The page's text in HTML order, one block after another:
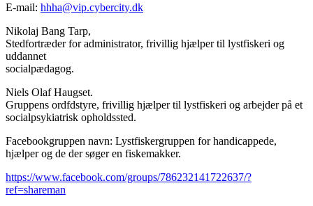
E-mail: hhha@vip.cybercity.dk
Nikolaj Bang Tarp,
Stedfortræder for administrator, frivillig hjælper til lystfiskeri og
uddannet
socialpædagog.
Niels Olaf Haugset.
Gruppens ordfdstyre, frivillig hjælper til lystfiskeri og arbejder på et
socialpsykiatrisk opholdssted.
Facebookgruppen navn: Lystfiskergruppen for handicappede,
hjælper og de der søger en fiskemakker.
https://www.facebook.com/groups/786232141722637/?
ref=shareman